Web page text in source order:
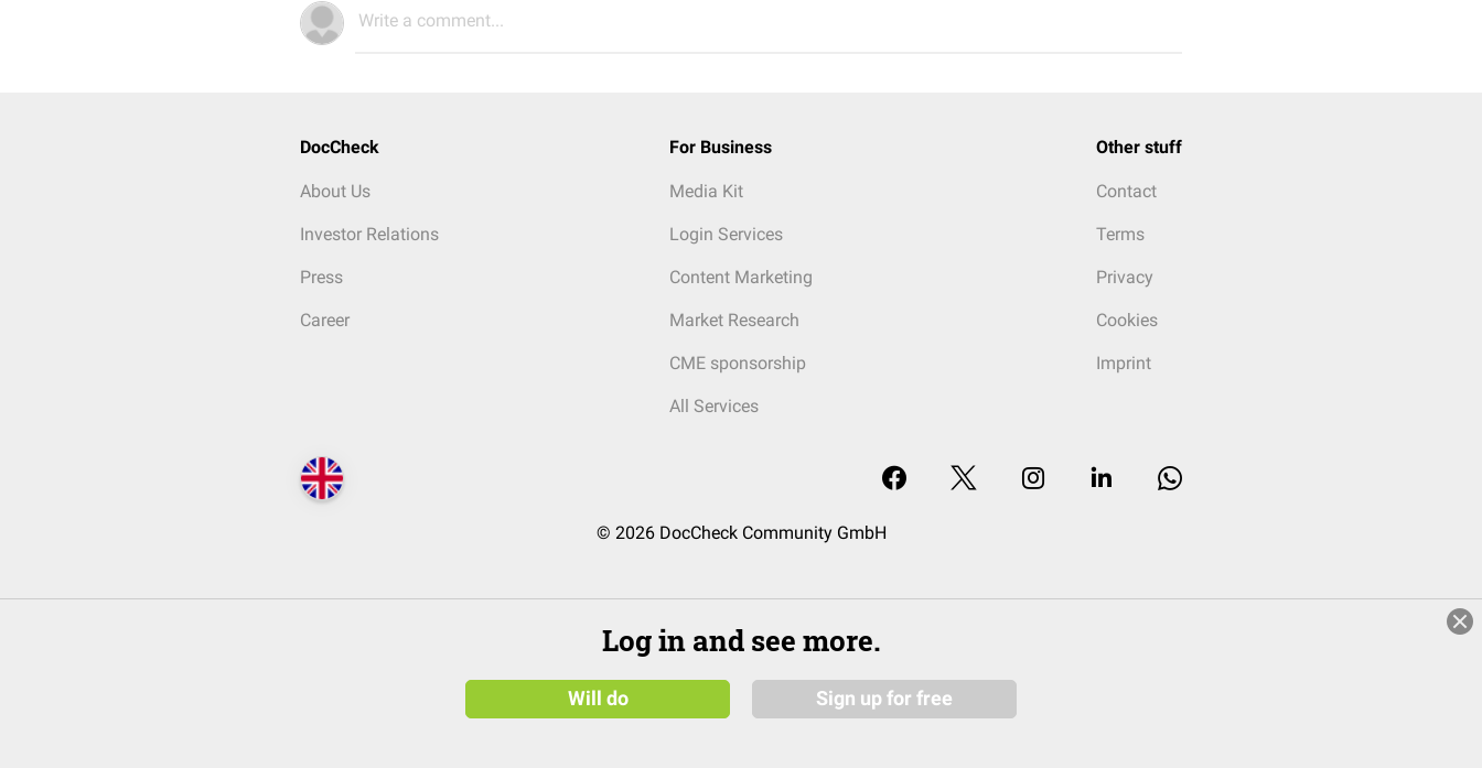
Write a comment...
DocCheck
About Us
Investor Relations
Press
Career
For Business
Media Kit
Login Services
Content Marketing
Market Research
CME sponsorship
All Services
Other stuff
Contact
Terms
Privacy
Cookies
Imprint
© 2026 DocCheck Community GmbH
Log in and see more.
Will do Sign up for free